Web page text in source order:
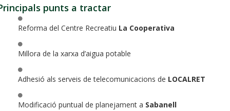
punts a tractar
Reforma del Centre Recreatiu La Cooperativa
Millora de la xarxa d’aigua potable
Adhesió als serveis de telecomunicacions de LOCALRET
Modificació puntual de planejament a Sabanell